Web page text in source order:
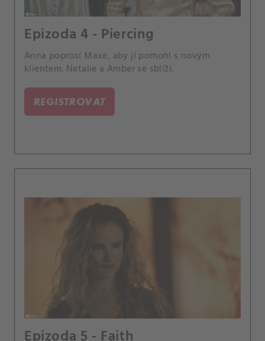
Epizoda 4 - Piercing
Anna poprosí Maxe, aby jí pomohl s novým
klientem. Natalie a Amber se sblíží.
REGISTROVAT